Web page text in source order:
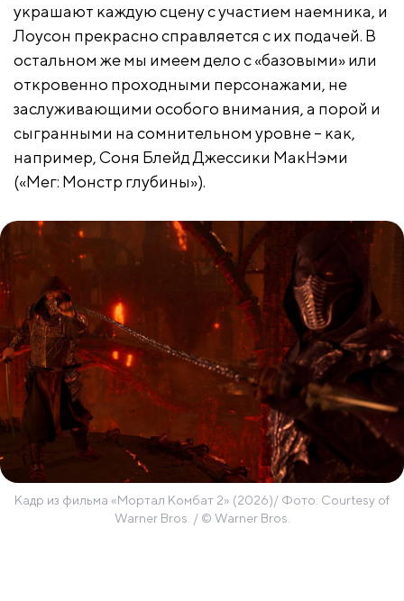
украшают каждую сцену с участием наемника, и
Лоусон прекрасно справляется с их подачей. В
остальном же мы имеем дело с «базовыми» или
откровенно проходными персонажами, не
заслуживающими особого внимания, а порой и
сыгранными на сомнительном уровне – как,
например, Соня Блейд Джессики МакНэми
(«Мег: Монстр глубины»).
Кадр из фильма «Мортал Комбат 2» (2026)/ Фото: Courtesy of
Warner Bros. / © Warner Bros.